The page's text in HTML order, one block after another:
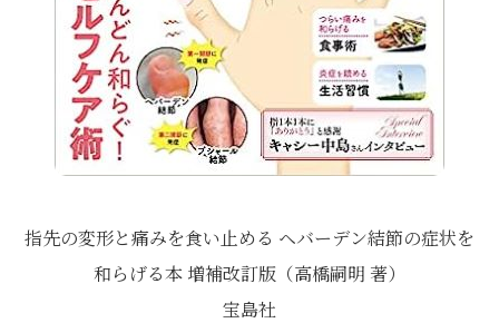
指先の変形と痛みを食い止める ヘバーデン結節の症状を
和らげる本 増補改訂版（高橋嗣明 著）
宝島社